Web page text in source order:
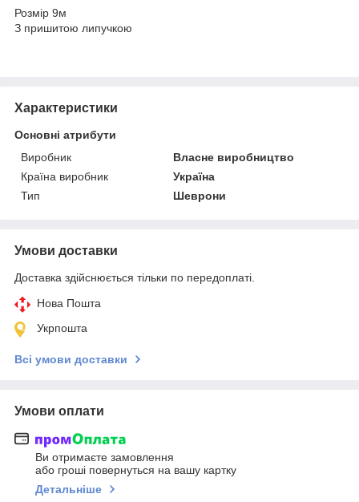
Розмір 9м
З пришитою липучкою
Характеристики
Основні атрибути
Виробник
Власне виробництво
Країна виробник
Україна
Тип
Шеврони
Умови доставки
Доставка здійснюється тільки по передоплаті.
Нова Пошта
Укрпошта
Всі умови доставки
Умови оплати
Ви отримаєте замовлення
або гроші повернуться на вашу картку
Детальніше